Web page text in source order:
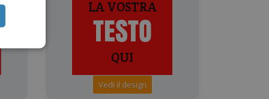
Vedi il design